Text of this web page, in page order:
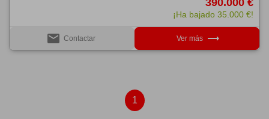
390.000 €
¡Ha bajado 35.000 €!
email Contactar Ver más trending_flat
1